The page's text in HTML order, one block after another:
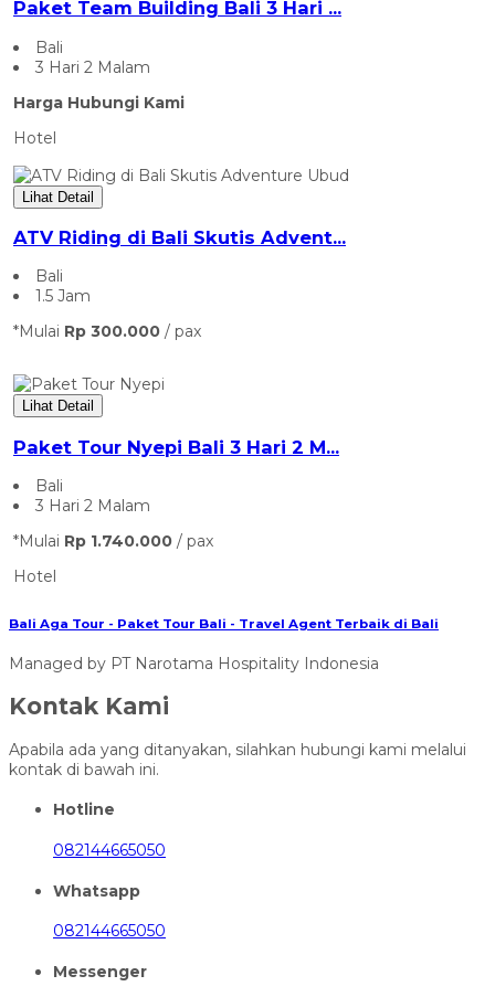
Paket Team Building Bali 3 Hari ...
Bali
3 Hari 2 Malam
Harga Hubungi Kami
Hotel
Lihat Detail
ATV Riding di Bali Skutis Advent...
Bali
1.5 Jam
*Mulai Rp 300.000 / pax
Lihat Detail
Paket Tour Nyepi Bali 3 Hari 2 M...
Bali
3 Hari 2 Malam
*Mulai Rp 1.740.000 / pax
Hotel
Bali Aga Tour - Paket Tour Bali - Travel Agent Terbaik di Bali
Managed by PT Narotama Hospitality Indonesia
Kontak Kami
Apabila ada yang ditanyakan, silahkan hubungi kami melalui
kontak di bawah ini.
Hotline
082144665050
Whatsapp
082144665050
Messenger